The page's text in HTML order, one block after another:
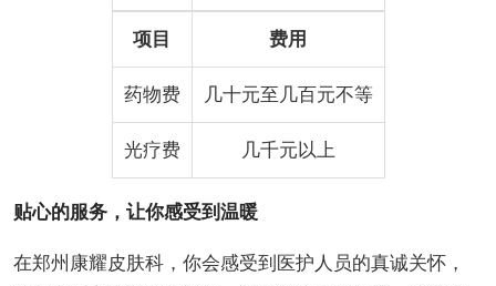
项目 费用
药物费 几十元至几百元不等
光疗费 几千元以上
贴心的服务，让你感受到温暖
在郑州康耀皮肤科，你会感受到医护人员的真诚关怀，